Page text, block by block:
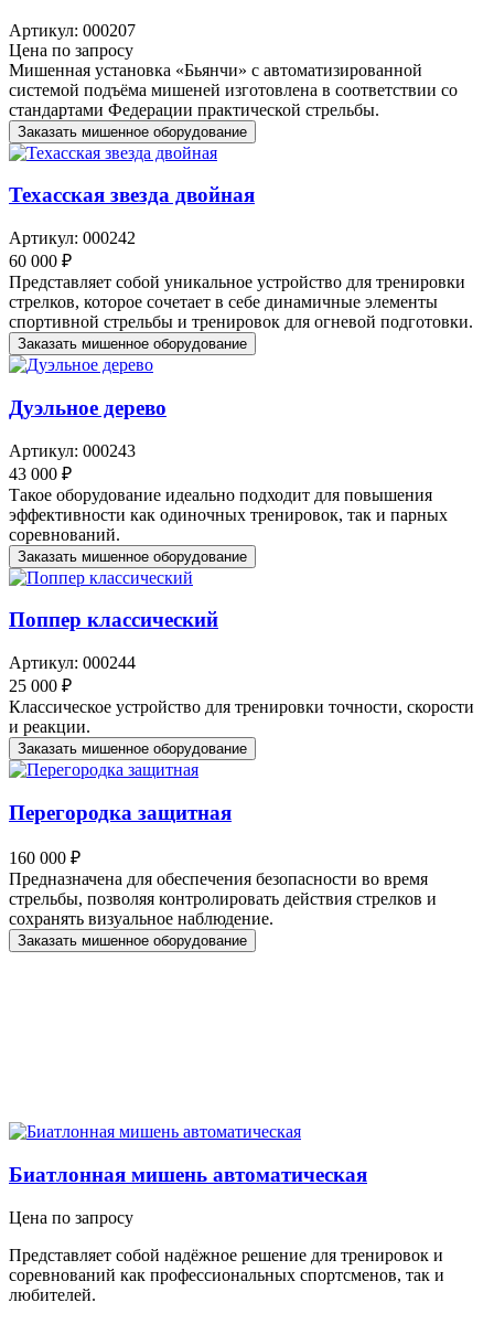
Артикул: 000207
Цена по запросу
Мишенная установка «Бьянчи» с автоматизированной
системой подъёма мишеней изготовлена в соответствии со
стандартами Федерации практической стрельбы.
Заказать мишенное оборудование
Техасская звезда двойная
Артикул: 000242
60 000 ₽
Представляет собой уникальное устройство для тренировки
стрелков, которое сочетает в себе динамичные элементы
спортивной стрельбы и тренировок для огневой подготовки.
Заказать мишенное оборудование
Дуэльное дерево
Артикул: 000243
43 000 ₽
Такое оборудование идеально подходит для повышения
эффективности как одиночных тренировок, так и парных
соревнований.
Заказать мишенное оборудование
Поппер классический
Артикул: 000244
25 000 ₽
Классическое устройство для тренировки точности, скорости
и реакции.
Заказать мишенное оборудование
Перегородка защитная
160 000 ₽
Предназначена для обеспечения безопасности во время
стрельбы, позволяя контролировать действия стрелков и
сохранять визуальное наблюдение.
Заказать мишенное оборудование
Биатлонная мишень автоматическая
Цена по запросу
Представляет собой надёжное решение для тренировок и
соревнований как профессиональных спортсменов, так и
любителей.